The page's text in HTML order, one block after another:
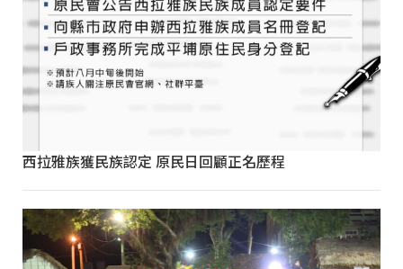
西拉雅族獲民族認定 原民日回顧正名歷程